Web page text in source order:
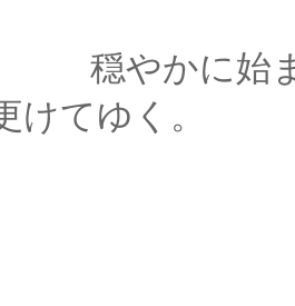
始まった今
けてゆく。